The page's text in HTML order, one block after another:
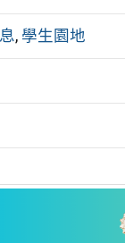
, 學生園地